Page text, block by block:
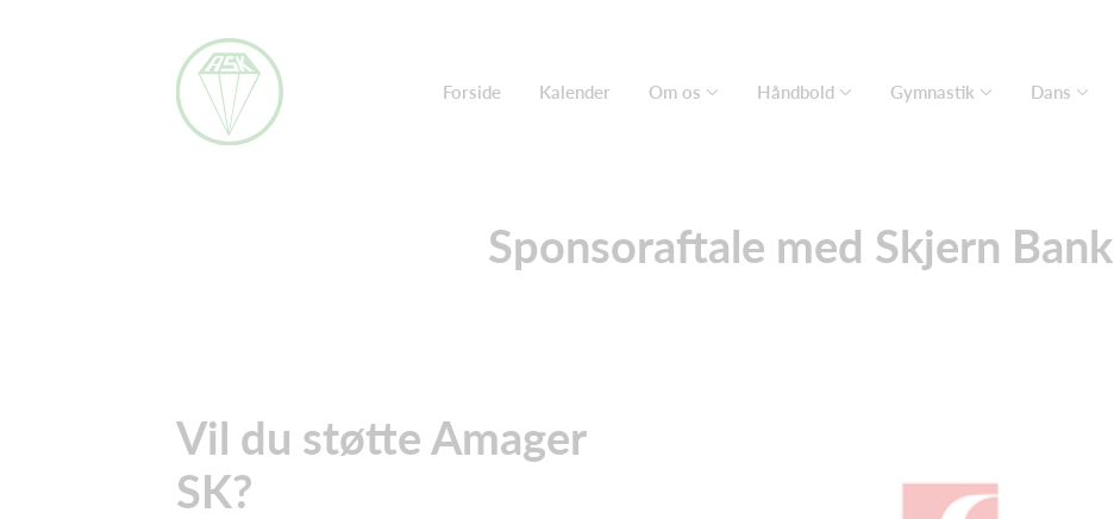
Forside Kalender Om os Håndbold Gymnastik Dans
Sponsoraftale med Skjern Bank
Vil du støtte Amager
SK?